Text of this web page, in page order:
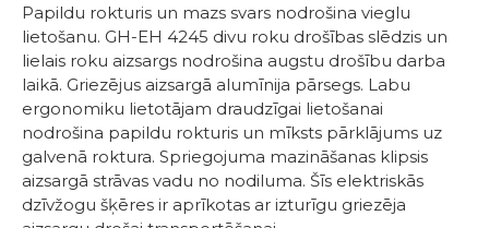
Papildu rokturis un mazs svars nodrošina vieglu
lietošanu. GH-EH 4245 divu roku drošības slēdzis un
lielais roku aizsargs nodrošina augstu drošību darba
laikā. Griezējus aizsargā alumīnija pārsegs. Labu
ergonomiku lietotājam draudzīgai lietošanai
nodrošina papildu rokturis un mīksts pārklājums uz
galvenā roktura. Spriegojuma mazināšanas klipsis
aizsargā strāvas vadu no nodiluma. Šīs elektriskās
dzīvžogu šķēres ir aprīkotas ar izturīgu griezēja